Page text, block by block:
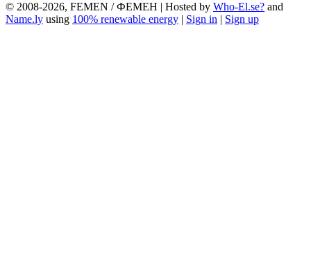
© 2008-2026, FEMEN / ФЕМЕН | Hosted by Who-El.se? and
Name.ly using 100% renewable energy Sign in Sign up